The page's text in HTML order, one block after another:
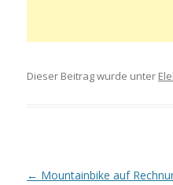
Dieser Beitrag wurde unter
Artikel-Navigation
← Mountainbike auf